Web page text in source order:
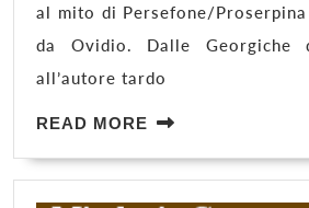
al mito di Persefone/
da Ovidio. Dalle Georgiche
all’autore tardo
READ MORE READ